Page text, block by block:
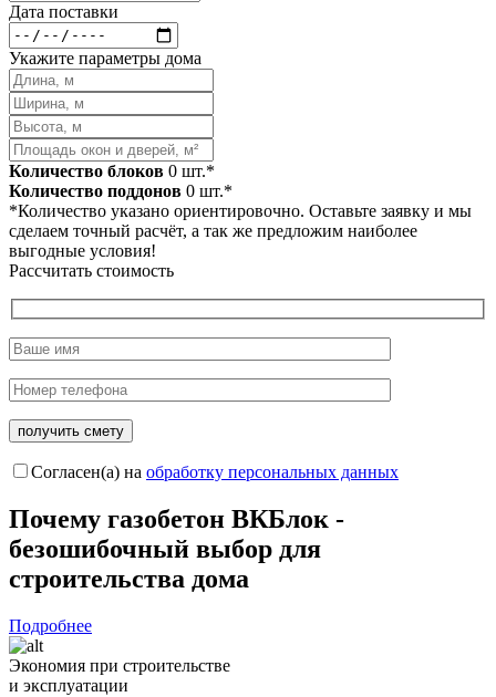
Дата поставки
Укажите параметры дома
Количество блоков 0 шт.*
Количество поддонов 0 шт.*
*Количество указано ориентировочно. Оставьте заявку и мы
сделаем точный расчёт, а так же предложим наиболее
выгодные условия!
Рассчитать стоимость
Согласен(а) на обработку персональных данных
Почему газобетон ВКБлок -
безошибочный выбор для
строительства дома
Подробнее
Экономия при строительстве
и эксплуатации